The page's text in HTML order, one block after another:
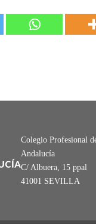
Colegio Profesional
Andalucía
C/ Albuera, 15 ppal
41001 SEVILLA